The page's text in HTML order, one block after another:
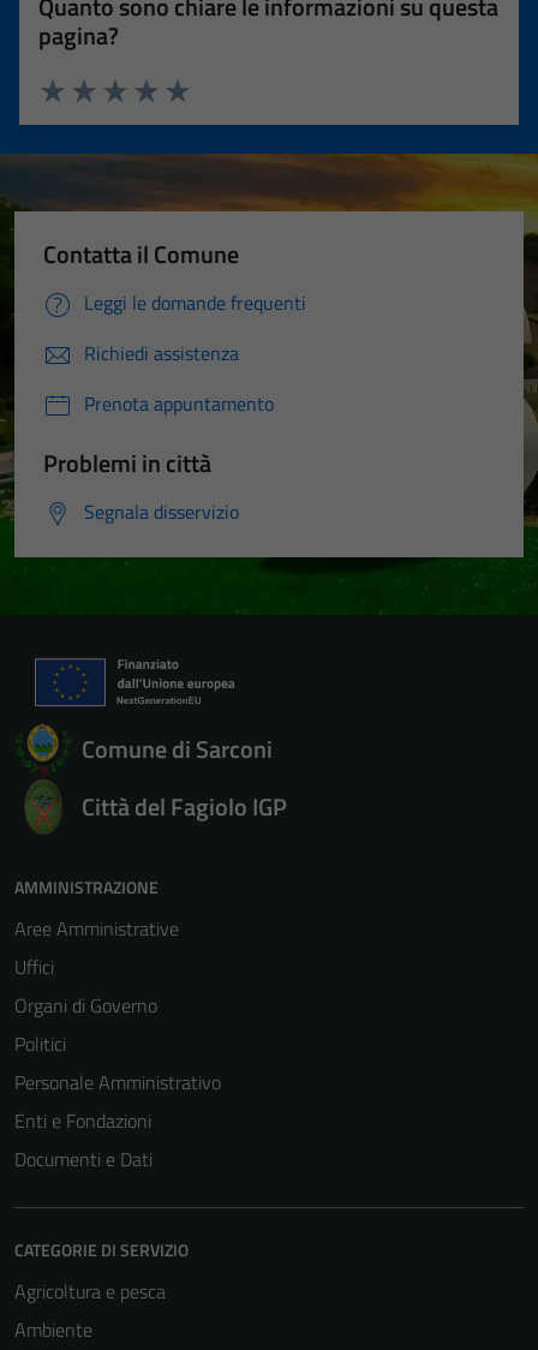
pagina?
Valuta 5 stelle su 5
Valuta 4 stelle su 5
Valuta 3 stelle su 5
Valuta 2 stelle su 5
Valuta 1 stelle su 5
Contatta il Comune
Leggi le domande frequenti
Richiedi assistenza
Prenota appuntamento
Problemi in città
Segnala disservizio
Comune di Sarconi
Città del Fagiolo IGP
AMMINISTRAZIONE
Aree Amministrative
Uffici
Organi di Governo
Politici
Personale Amministrativo
Enti e Fondazioni
Documenti e Dati
CATEGORIE DI SERVIZIO
Agricoltura e pesca
Ambiente